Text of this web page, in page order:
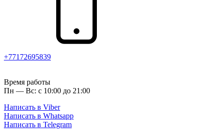
+77172695839
Время работы
Пн — Вс: с 10:00 до 21:00
Написать в Viber
Написать в Whatsapp
Написать в Telegram